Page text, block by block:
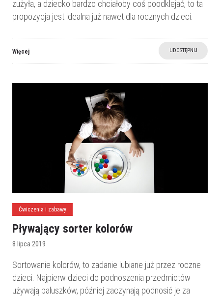
zużyła, a dziecko bardzo chciałoby coś poodklejać, to ta
propozycja jest idealna już nawet dla rocznych dzieci.
Więcej UDOSTĘPNIJ
Ćwiczenia i zabawy
Pływający sorter kolorów
8 lipca 2019
Sortowanie kolorów, to zadanie lubiane już przez roczne
dzieci. Najpierw dzieci do podnoszenia przedmiotów
używają paluszków, później zaczynają podnosić je za